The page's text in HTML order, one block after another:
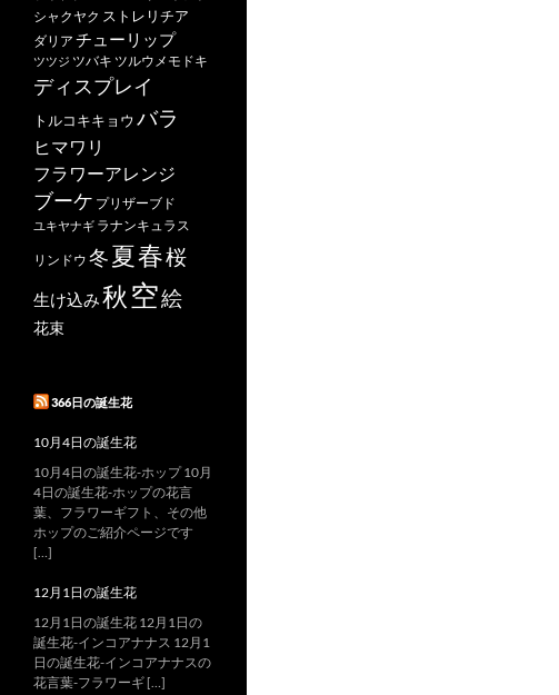
シャクヤク ストレリチア
ダリア チューリップ
ツツジ ツバキ ツルウメモドキ
ディスプレイ
トルコキキョウ バラ
ヒマワリ
フラワーアレンジ
ブーケ プリザーブド
ユキヤナギ ラナンキュラス
リンドウ 冬夏春桜
生け込み秋 空絵
花束
366日の誕生花
10月4日の誕生花
10月4日の誕生花-ホップ 10月
4日の誕生花-ホップの花言
葉、フラワーギフト、その他
ホップのご紹介ページです
[…]
12月1日の誕生花
12月1日の誕生花 12月1日の
誕生花-インコアナナス 12月1
日の誕生花-インコアナナスの
花言葉-フラワーギ […]